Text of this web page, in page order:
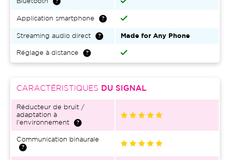
Bluetooth
Application smartphone
Streaming audio direct Made for Any Phone
Réglage à distance
CARACTÉRISTIQUES DU SIGNAL
Réducteur de bruit /
adaptation à
l'environnement
Communication binaurale